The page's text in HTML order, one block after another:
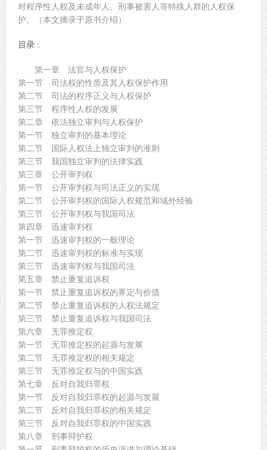
对程序性人权及未成年人、刑事被害人等特殊人群的人权保
护。（本文摘录于原书介绍）
目录：
第一章 法官与人权保护
第一节 司法权的性质及其人权保护作用
第二节 司法的程序正义与人权保护
第三节 程序性人权的发展
第二章 依法独立审判与人权保护
第一节 独立审判的基本理论
第二节 国际人权法上独立审判的准则
第三节 我国独立审判的法律实践
第三章 公开审判权
第一节 公开审判权与司法正义的实现
第二节 公开审判权的国际人权规范和域外经验
第三节 公开审判权与我国司法
第四章 迅速审判权
第一节 迅速审判权的一般理论
第二节 迅速审判权的标准与实现
第三节 迅速审判权与我国司法
第五章 禁止重复追诉权
第一节 禁止重复追诉权的界定与价值
第二节 禁止重复追诉权的人权法规定
第三节 禁止重复追诉权与我国司法
第六章 无罪推定权
第一节 无罪推定权的起源与发展
第二节 无罪推定权的相关规定
第三节 无罪推定权与的中国实践
第七章 反对自我归罪权
第一节 反对自我归罪权的起源与发展
第二节 反对自我归罪权的相关规定
第三节 反对自我归罪权的中国实践
第八章 刑事辩护权